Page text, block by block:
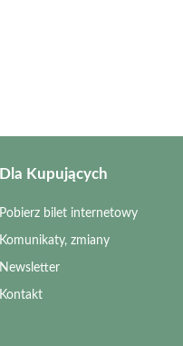
Dla Kupujących
Pobierz bilet internetowy
Komunikaty, zmiany
Newsletter
Kontakt